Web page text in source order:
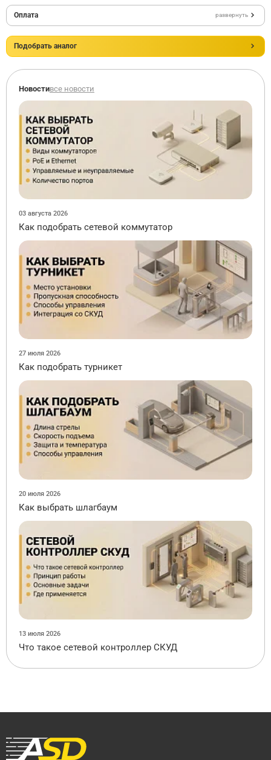
Оплата развернуть
Подобрать аналог
Новостивсе новости
03 августа 2026
Как подобрать сетевой коммутатор
27 июля 2026
Как подобрать турникет
20 июля 2026
Как выбрать шлагбаум
13 июля 2026
Что такое сетевой контроллер СКУД